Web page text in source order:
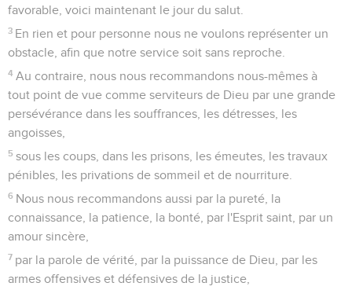
favorable, voici maintenant le jour du salut.
3 En rien et pour personne nous ne voulons représenter un
obstacle, afin que notre service soit sans reproche.
4 Au contraire, nous nous recommandons nous-mêmes à
tout point de vue comme serviteurs de Dieu par une grande
persévérance dans les souffrances, les détresses, les
angoisses,
5 sous les coups, dans les prisons, les émeutes, les travaux
pénibles, les privations de sommeil et de nourriture.
6 Nous nous recommandons aussi par la pureté, la
connaissance, la patience, la bonté, par l'Esprit saint, par un
amour sincère,
7 par la parole de vérité, par la puissance de Dieu, par les
armes offensives et défensives de la justice,